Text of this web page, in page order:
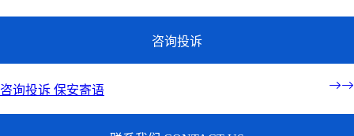
咨询投诉
咨询投诉 保安寄语